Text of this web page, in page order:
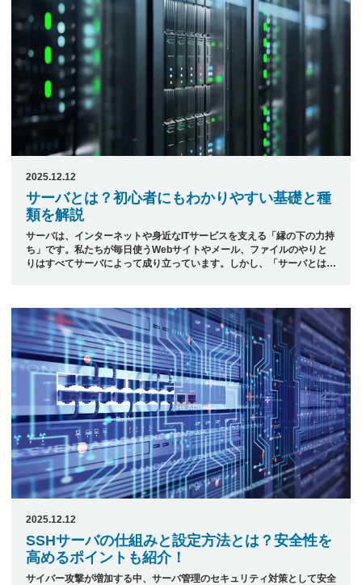
の経験があるかどうかなどが選定ポイントとなります。 そこで本記事
では、日本最大級のシステ ...
2025.12.12
サーバとは？初心者にもわかりやすい基礎と種
類を解説
サーバは、インターネットや身近なITサービスを支える「縁の下の力持
ち」です。私たちが毎日使うWebサイトやメール、ファイルのやりと
りはすべてサーバによって成り立っています。しかし、「サーバとは何
け、身近な例を交えながら、サーバの選び方や活用方法まで丁寧にご紹
介します。今後のIT活用のヒントを得たい方や、初めてサーバを導入す
る方にも役立つ内容ですので、ぜひ参考にしてください。 &nbsp; 目次
1.サーバの ...
2025.12.12
SSHサーバの仕組みと設定方法とは？安全性を
高めるポイントも紹介！
サイバー攻撃が増加する中、サーバ管理のセキュリティ対策として安全